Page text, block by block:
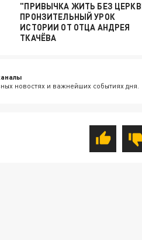
"ПРИВЫЧКА ЖИТЬ БЕЗ
ПРОНЗИТЕЛЬНЫЙ УРОК
ИСТОРИИ ОТ ОТЦА АНДРЕЯ
ТКАЧЁВА
новостях и важнейших событиях дня.